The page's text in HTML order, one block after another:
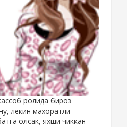
ролида бироз
лекин махоратли
олсак, яхши чиккан